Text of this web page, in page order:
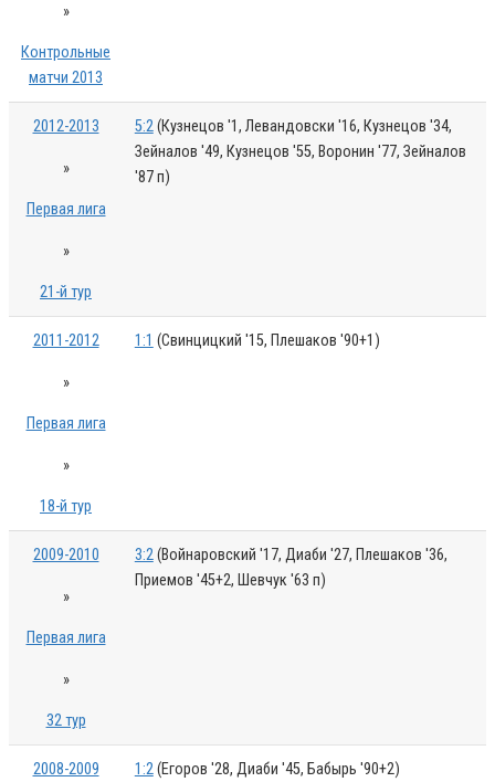
»
Контрольные
матчи 2013
2012-2013
»
Первая лига
»
21-й тур
5:2(Кузнецов '1, Левандовски '16, Кузнецов '34,
Зейналов '49, Кузнецов '55, Воронин '77, Зейналов
'87 п)
2011-2012
»
Первая лига
»
18-й тур
1:1 (Свинцицкий '15, Плешаков '90+1)
2009-2010
»
Первая лига
»
32 тур
3:2(Войнаровский '17, Диаби '27, Плешаков '36,
Приемов '45+2, Шевчук '63 п)
2008-2009 1:2(Егоров '28, Диаби '45, Бабырь '90+2)